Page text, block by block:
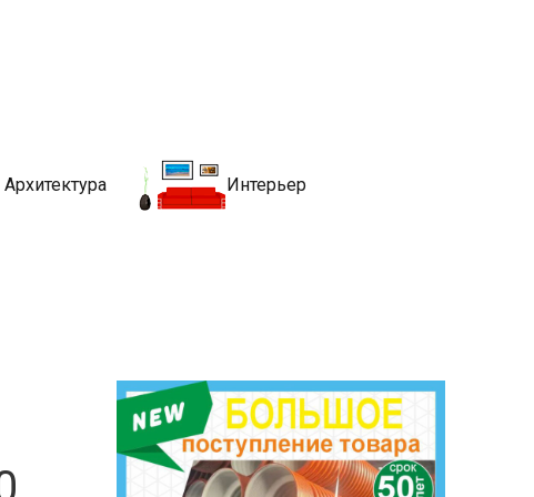
Архитектура Интерьер